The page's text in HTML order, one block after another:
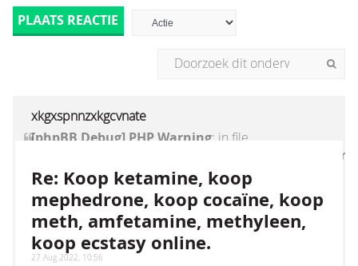
PLAATS REACTIE
xkgxspnnzxkgcvnate
[phpBB Debug] PHP Warning: in file
[ROOT]/vendor/twig/twig/lib/Twig/Extension/
on line1236: count(): Parameter must be an
array or an object that implements Countable
Re: Koop ketamine, koop
mephedrone, koop cocaïne, koop
meth, amfetamine, methyleen,
koop ecstasy online.
27 Aug 2022, 10:56